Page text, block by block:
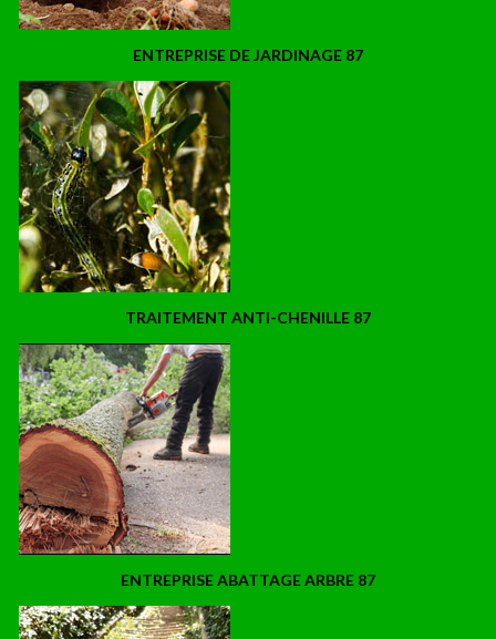
ENTREPRISE DE JARDINAGE 87
TRAITEMENT ANTI-CHENILLE 87
ENTREPRISE ABATTAGE ARBRE 87